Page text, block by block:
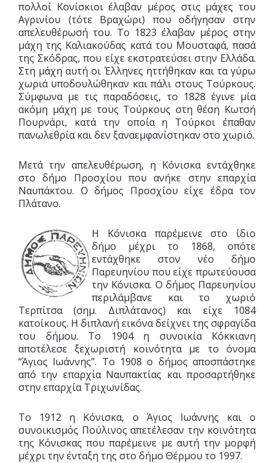
πολλοί Κονίσκιοι έλαβαν μέρος στις μάχες του
Αγρινίου (τότε Βραχώρι) που οδήγησαν στην
απελευθέρωσή του. Το 1823 έλαβαν μέρος στην
μάχη της Καλιακούδας κατά του Μουσταφά, πασά
της Σκόδρας, που είχε εκστρατεύσει στην Ελλάδα.
Στη μάχη αυτή οι Έλληνες ηττήθηκαν και τα γύρω
χωριά υποδουλώθηκαν και πάλι στους Τούρκους.
Σύμφωνα με τις παραδόσεις, το 1828 έγινε μία
ακόμη μάχη με τους Τούρκους στη θέση Κωτσή
Πουρνάρι, κατά την οποία η Τούρκοι έπαθαν
πανωλεθρία και δεν ξαναεμφανίστηκαν στο χωριό.
Μετά την απελευθέρωση, η Κόνισκα εντάχθηκε
στο δήμο Προσχίου που ανήκε στην επαρχία
Ναυπάκτου. Ο δήμος Προσχίου είχε έδρα τον
Πλάτανο.
Η Κόνισκα παρέμεινε στο ίδιο
δήμο μέχρι το 1868, οπότε
εντάχθηκε στον νέο δήμο
Παρευηνίου που είχε πρωτεύουσα
την Κόνισκα. Ο δήμος Παρευηνίου
περιλάμβανε και το χωριό
Τερπίτσα (σημ. Διπλάτανος) και είχε 1084
κατοίκους. Η διπλανή εικόνα δείχνει της σφραγίδα
του δήμου. Το 1904 η συνοικία Κόκκιανη
αποτέλεσε ξεχωριστή κοινότητα με το όνομα
“Άγιος Ιωάννης”. Το 1908 ο δήμος αποσπάστηκε
από την επαρχία Ναυπακτίας και προσαρτήθηκε
στην επαρχία Τριχωνίδας.
Το 1912 η Κόνισκα, ο Άγιος Ιωάννης και ο
συνοικισμός Πούλινος απετέλεσαν την κοινότητα
της Κόνισκας που παρέμεινε με αυτή την μορφή
μέχρι την ένταξη της στο δήμο Θέρμου το 1997.